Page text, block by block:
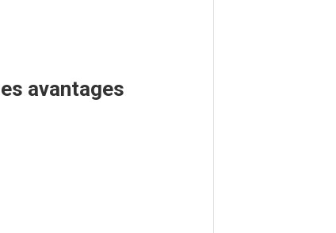
avantages